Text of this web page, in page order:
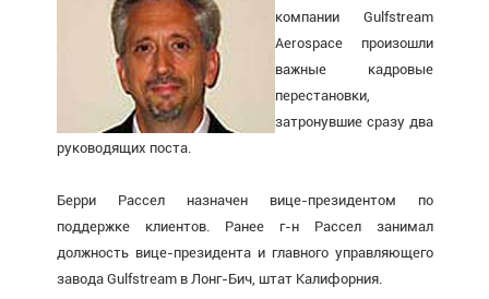
компании Gulfstream
Aerospace произошли
важные кадровые
перестановки,
затронувшие сразу два
руководящих поста.
Берри Рассел назначен вице-президентом по
поддержке клиентов. Ранее г-н Рассел занимал
должность вице-президента и главного управляющего
завода Gulfstream в Лонг-Бич, штат Калифорния.